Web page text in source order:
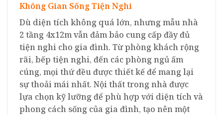
Không Gian Sống Tiện Nghi
Dù diện tích không quá lớn, nhưng mẫu nhà
2 tầng 4x12m vẫn đảm bảo cung cấp đầy đủ
tiện nghi cho gia đình. Từ phòng khách rộng
rãi, bếp tiện nghi, đến các phòng ngủ ấm
cúng, mọi thứ đều được thiết kế để mang lại
sự thoải mái nhất. Nội thất trong nhà được
lựa chọn kỹ lưỡng để phù hợp với diện tích và
phong cách sống của gia đình, tạo nên một